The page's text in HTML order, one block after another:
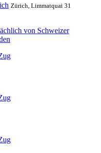
Zürich, Limmatquai 31
von Schweizer